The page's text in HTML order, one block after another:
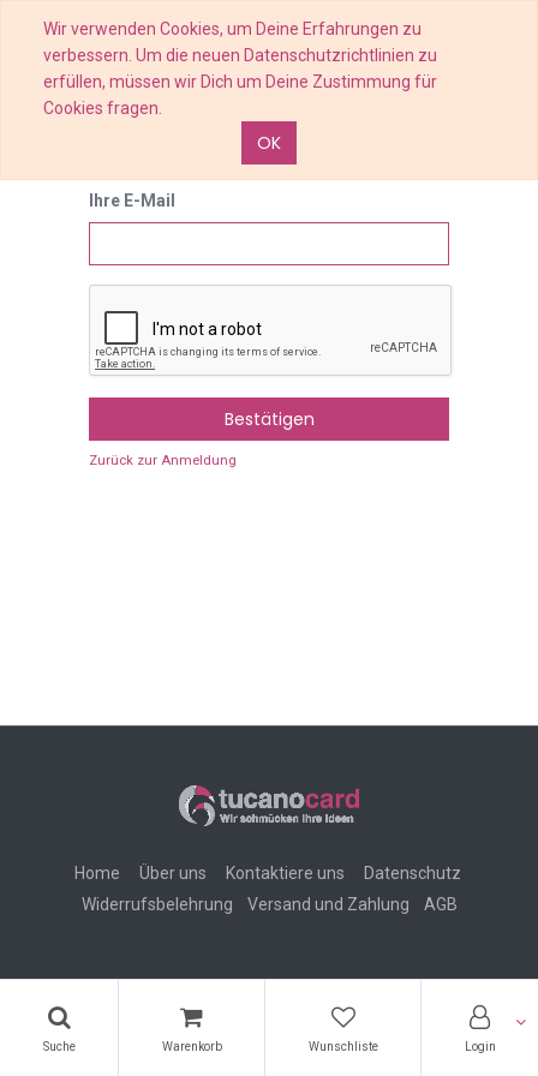
Wir verwenden Cookies, um Deine Erfahrungen zu
verbessern. Um die neuen Datenschutzrichtlinien zu
erfüllen, müssen wir Dich um Deine Zustimmung für
Cookies fragen.
OK
Suche Warenkorb Wunschliste Login
Ihre E-Mail
Bestätigen
Zurück zur Anmeldung
Home Über uns Kontaktiere uns
Datenschutz
Widerrufsbelehrung
Versand und Zahlung AGB
Hinweise (Impressum)